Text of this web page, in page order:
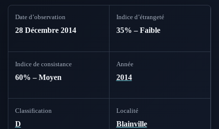
Date d’observation
28 Décembre 2014
Indice d’étrangeté
35% – Faible
Indice de consistance
60% – Moyen
Année
2014
Classification
D
Localité
Blainville